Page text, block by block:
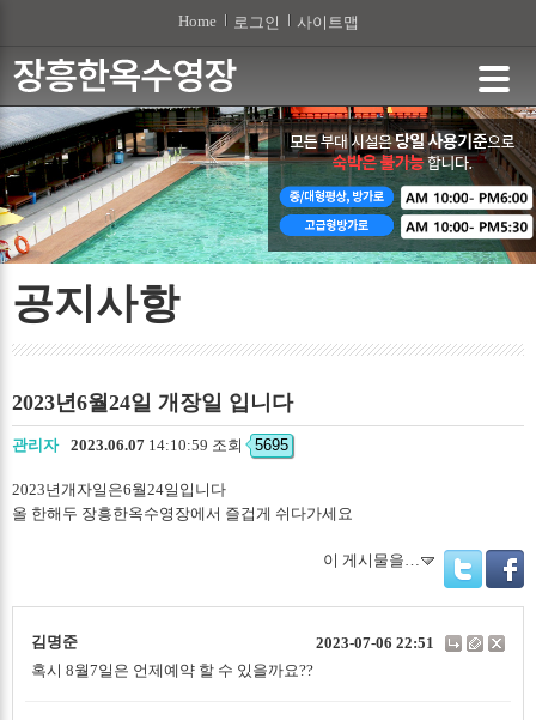
Home 로그인 사이트맵
공지사항
2023년6월24일 개장일 입니다
관리자 2023.06.07 14:10:59 조회 5695
2023년개자일은6월24일입니다
올 한해두 장흥한옥수영장에서 즐겁게 쉬다가세요
이 게시물을…
Twitter
김명준
2023-07-06 22:51
혹시 8월7일은 언제예약 할 수 있을까요??